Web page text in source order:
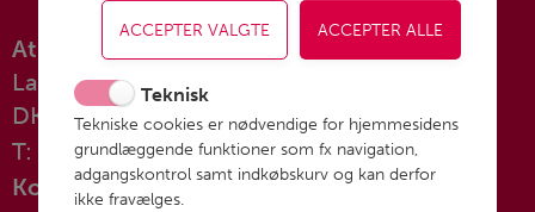
Atria Danmark A/S
Langmarksvej 1
DK-8700 Horsens
T: +45 76 28 25 00
Kontakt os her
Teknisk
Tekniske cookies er nødvendige for hjemmesidens
grundlæggende funktioner som fx navigation,
adgangskontrol samt indkøbskurv og kan derfor
ikke fravælges.